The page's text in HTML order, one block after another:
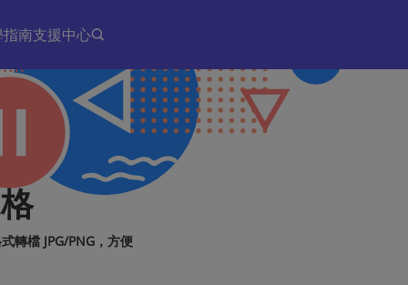
南支援中心
轉檔 JPG/PNG，方便